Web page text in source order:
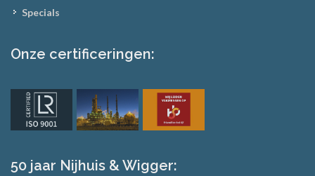
Specials
Onze certificeringen:
50 jaar Nijhuis & Wigger: